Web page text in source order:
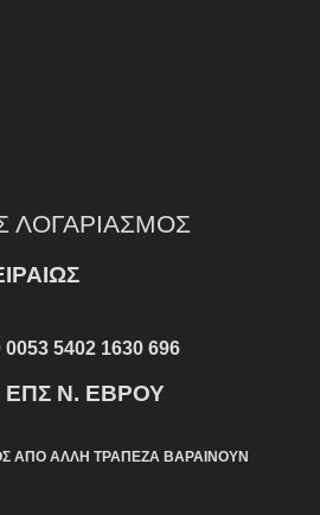
ΛΟΓΑΡΙΑΣΜΟΣ
5402 1630 696
ΕΠΣ Ν. ΕΒΡΟΥ
ΑΠΟ ΑΛΛΗ ΤΡΑΠΕΖΑ ΒΑΡΑΙΝΟΥΝ